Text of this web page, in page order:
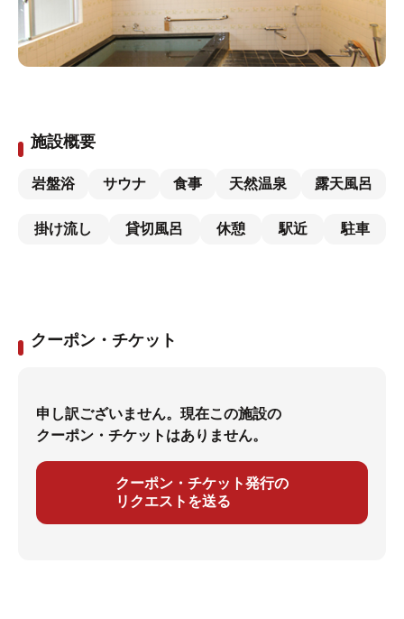
施設概要
岩盤浴 サウナ 食事 天然温泉 露天風呂
掛け流し 貸切風呂 休憩 駅近 駐車
クーポン・チケット
申し訳ございません。現在この施設の
クーポン・チケットはありません。
クーポン・チケット発行の
リクエストを送る